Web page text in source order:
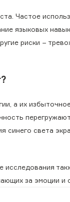
Частое
языковых
риски −
а их
синего света
за эмоции и